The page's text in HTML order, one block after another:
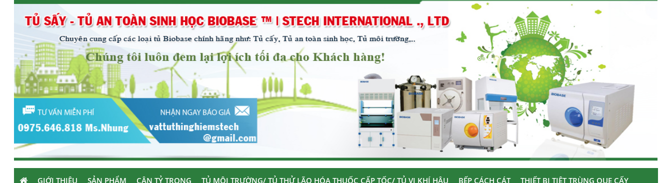
GIỚI THIỆU SẢN PHẨM CÂN TỶ TRỌNG TỦ MÔI TRƯỜNG/ TỦ THỬ LÃO HÓA THUỐC CẤP TỐC/ TỦ VI KHÍ HẬU BẾP CÁCH CÁT
THIẾT BỊ TIỆT TRÙNG QUE CẤY